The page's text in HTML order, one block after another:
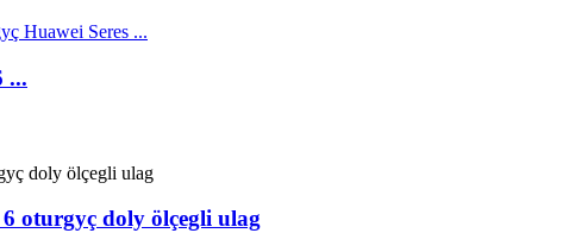
...
oturgyç doly ölçegli ulag